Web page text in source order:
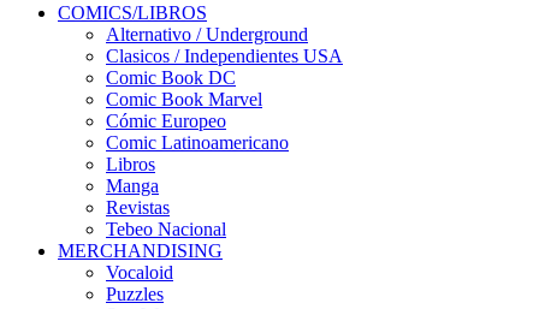
COMICS/LIBROS
Alternativo / Underground
Clasicos / Independientes USA
Comic Book DC
Comic Book Marvel
Cómic Europeo
Comic Latinoamericano
Libros
Manga
Revistas
Tebeo Nacional
MERCHANDISING
Vocaloid
Puzzles